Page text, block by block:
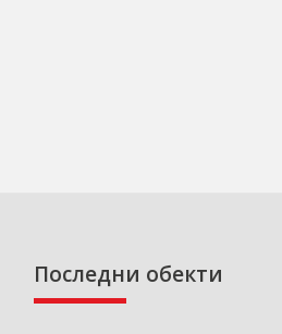
Последни обекти